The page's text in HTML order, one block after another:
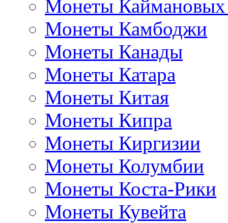
Монеты Каймановых
Монеты Камбоджи
Монеты Канады
Монеты Катара
Монеты Китая
Монеты Кипра
Монеты Киргизии
Монеты Колумбии
Монеты Коста-Рики
Монеты Кувейта